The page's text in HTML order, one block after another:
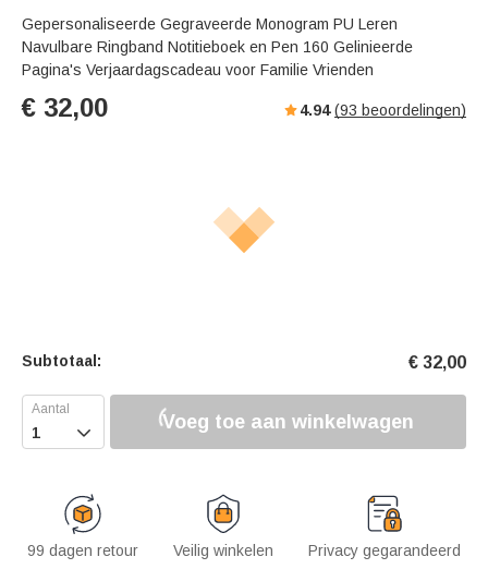
Gepersonaliseerde Gegraveerde Monogram PU Leren
Navulbare Ringband Notitieboek en Pen 160 Gelinieerde
Pagina's Verjaardagscadeau voor Familie Vrienden
€ 32,00 4.94 (93 beoordelingen)
Subtotaal: € 32,00
 Voeg toe aan winkelwagen
99 dagen retour Veilig winkelen Privacy gegarandeerd